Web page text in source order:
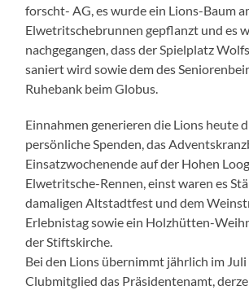
forscht- AG, es wurde ein Lions-Baum
Elwetritschebrunnen gepflanzt und es
nachgegangen, dass der Spielplatz
saniert wird sowie dem des
Ruhebank beim Globus.
Einnahmen generieren die Lions heute
persönliche Spenden, das
Einsatzwochenende auf der Hohen
Elwetritsche-Rennen, einst waren es
damaligen Altstadtfest und dem
Erlebnistag sowie ein Holzhütten-
der Stiftskirche.
Bei den Lions übernimmt jährlich im Juli
Clubmitglied das Präsidentenamt,